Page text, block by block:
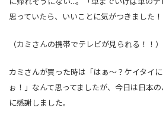
思っていたら、いいことに気がつきました！
（カミさんの携帯でテレビが見られる！！）
カミさんが買った時は「はぁ～？ケイタイ
ぉ！」なんて思ってましたが、今日は日本
に感謝しました。